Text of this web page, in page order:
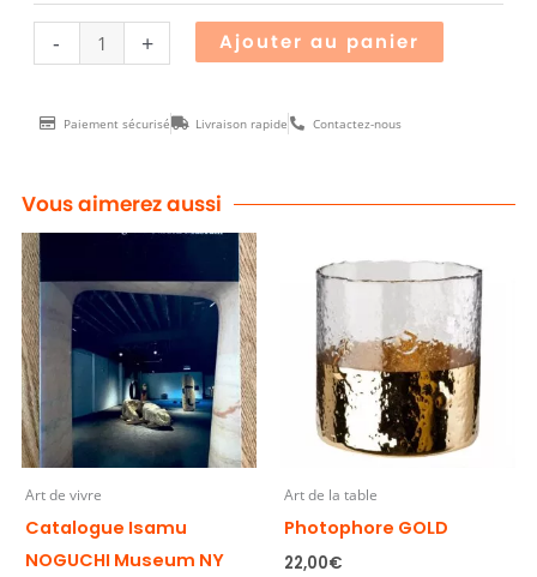
- + Ajouter au panier
Paiement sécurisé Livraison rapide Contactez-nous
Vous aimerez aussi
Art de vivre
Catalogue Isamu
NOGUCHI Museum NY
Art de la table
Photophore GOLD
22,00€